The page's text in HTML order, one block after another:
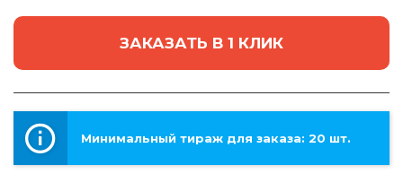
ЗАКАЗАТЬ В 1 КЛИК
Минимальный тираж для заказа: 20 шт.